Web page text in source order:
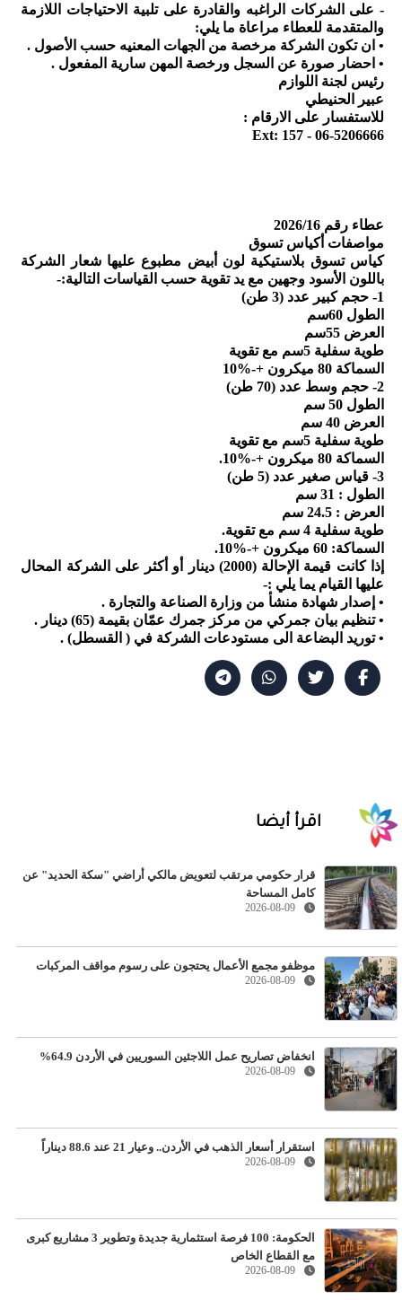
- على الشركات الراغبه والقادرة على تلبية الاحتياجات اللازمة
والمتقدمة للعطاء مراعاة ما يلي:
• ان تكون الشركة مرخصة من الجهات المعنيه حسب الأصول .
• احضار صورة عن السجل ورخصة المهن سارية المفعول .
رئيس لجنة اللوازم
عبير الحنيطي
للاستفسار على الارقام :
06-5206666 - Ext: 157
عطاء رقم 2026/16
مواصفات أكياس تسوق
كياس تسوق بلاستيكية لون أبيض مطبوع عليها شعار الشركة
باللون الأسود وجهين مع يد تقوية حسب القياسات التالية:-
1- حجم كبير عدد (3 طن)
الطول 60سم
العرض 55سم
طوية سفلية 5سم مع تقوية
السماكة 80 ميكرون +-%10
2- حجم وسط عدد (70 طن)
الطول 50 سم
العرض 40 سم
طوية سفلية 5سم مع تقوية
السماكة 80 ميكرون +-%10.
3- قياس صغير عدد (5 طن)
الطول : 31 سم
العرض : 24.5 سم
طوية سفلية 4 سم مع تقوية.
السماكة: 60 ميكرون +-%10.
إذا كانت قيمة الإحالة (2000) دينار أو أكثر على الشركة المحال
عليها القيام يما يلي :-
• إصدار شهادة منشأ من وزارة الصناعة والتجارة .
• تنظيم بيان جمركي من مركز جمرك عمّان بقيمة (65) دينار .
• توريد البضاعة الى مستودعات الشركة في ( القسطل) .
اقرأ أيضا
قرار حكومي مرتقب لتعويض مالكي أراضي "سكة الحديد" عن
كامل المساحة
2026-08-09
موظفو مجمع الأعمال يحتجون على رسوم مواقف المركبات
2026-08-09
انخفاض تصاريح عمل اللاجئين السوريين في الأردن 64.9%
2026-08-09
استقرار أسعار الذهب في الأردن.. وعيار 21 عند 88.6 ديناراً
2026-08-09
الحكومة: 100 فرصة استثمارية جديدة وتطوير 3 مشاريع كبرى
مع القطاع الخاص
2026-08-09